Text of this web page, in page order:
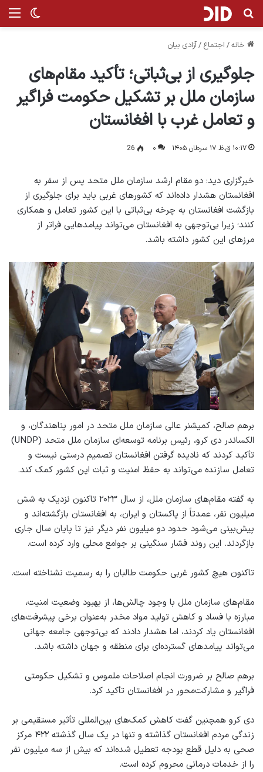
تغییر جستجو برای
خانه/ اجتماع /آزادی بیان
جلوگیری از بی‌ثباتی؛ تأکید مقام‌های
سازمان ملل بر تشکیل حکومت فراگیر
و تعامل غرب با افغانستان
۱۰:۱۷ ق.ظ ۱۷ سرطان ۱۴۰۵ ۰ 26
خبرگزاری دید: دو مقام ارشد سازمان ملل متحد پس از سفر به
افغانستان هشدار داده‌اند که کشورهای غربی باید برای جلوگیری از
بازگشت افغانستان به چرخه بی‌ثباتی با این کشور تعامل و همکاری
کنند؛ زیرا بی‌توجهی به افغانستان می‌تواند پیامدهایی فراتر از
مرزهای این کشور داشته باشد.
برهم صالح، کمیشنر عالی سازمان ملل متحد در امور پناهندگان، و
الکساندر دی کرو، رئیس برنامه توسعه‌ای سازمان ملل متحد (UNDP)
تأکید کردند که نادیده گرفتن افغانستان تصمیم درستی نیست و
تعامل سازنده می‌تواند به حفظ امنیت و ثبات این کشور کمک کند.
به گفته مقام‌های سازمان ملل، از سال ۲۰۲۳ تاکنون نزدیک به شش
میلیون نفر، عمدتاً از پاکستان و ایران، به افغانستان بازگشته‌اند و
پیش‌بینی می‌شود حدود دو میلیون نفر دیگر نیز تا پایان سال جاری
بازگردند. این روند فشار سنگینی بر جوامع محلی وارد کرده است.
تاکنون هیچ کشور غربی حکومت طالبان را به رسمیت نشناخته است.
مقام‌های سازمان ملل با وجود چالش‌ها، از بهبود وضعیت امنیت،
مبارزه با فساد و کاهش تولید مواد مخدر به‌عنوان برخی پیشرفت‌های
افغانستان یاد کردند، اما هشدار دادند که بی‌توجهی جامعه جهانی
می‌تواند پیامدهای گسترده‌ای برای منطقه و جهان داشته باشد.
برهم صالح بر ضرورت انجام اصلاحات ملموس و تشکیل حکومتی
فراگیر و مشارکت‌محور در افغانستان تأکید کرد.
دی کرو همچنین گفت کاهش کمک‌های بین‌المللی تأثیر مستقیمی بر
زندگی مردم افغانستان گذاشته و تنها در یک سال گذشته ۴۲۲ مرکز
صحی به دلیل قطع بودجه تعطیل شده‌اند که بیش از سه میلیون نفر
را از خدمات درمانی محروم کرده است.